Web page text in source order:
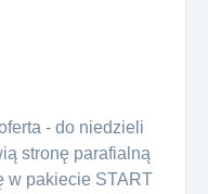
- do niedzieli
stronę parafialną
w pakiecie START